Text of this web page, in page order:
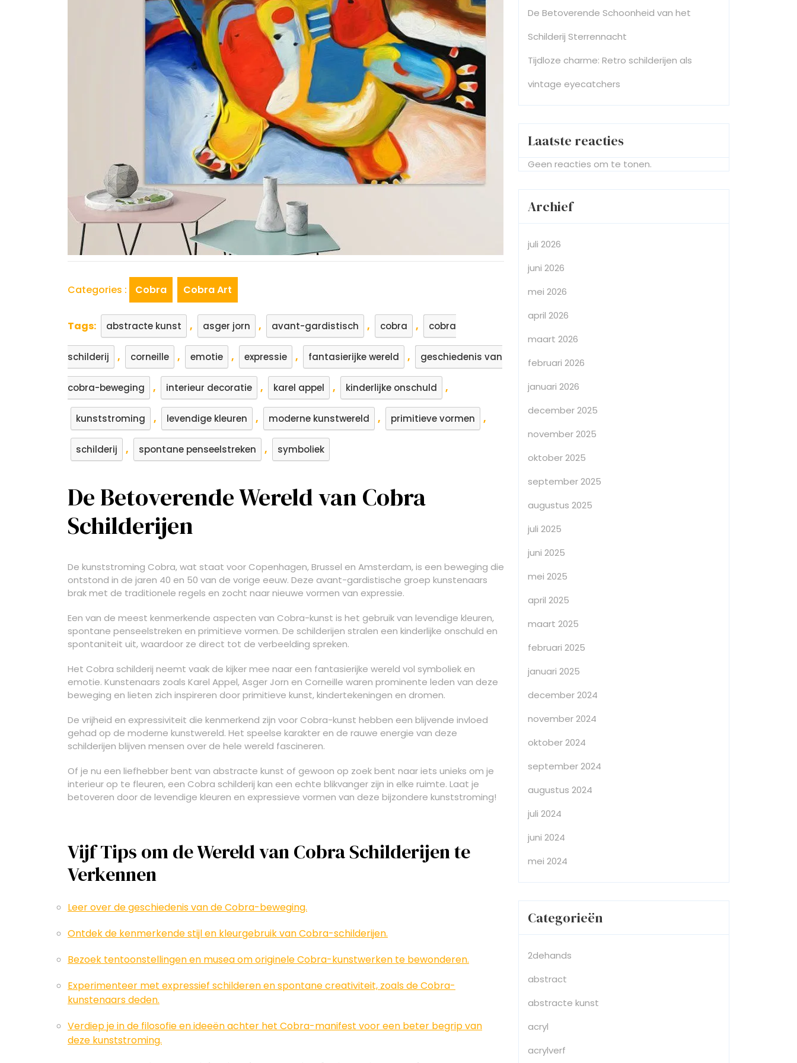
Categories : Cobra Cobra Art
Tags: abstracte kunst , asger jorn , avant-gardistisch , cobra , cobra
schilderij , corneille , emotie , expressie , fantasierijke wereld , geschiedenis van
cobra-beweging , interieur decoratie , karel appel , kinderlijke onschuld ,
kunststroming , levendige kleuren , moderne kunstwereld , primitieve vormen ,
schilderij , spontane penseelstreken , symboliek
De Betoverende Wereld van Cobra
Schilderijen
De kunststroming Cobra, wat staat voor Copenhagen, Brussel en Amsterdam, is een beweging die
ontstond in de jaren 40 en 50 van de vorige eeuw. Deze avant-gardistische groep kunstenaars
brak met de traditionele regels en zocht naar nieuwe vormen van expressie.
Een van de meest kenmerkende aspecten van Cobra-kunst is het gebruik van levendige kleuren,
spontane penseelstreken en primitieve vormen. De schilderijen stralen een kinderlijke onschuld en
spontaniteit uit, waardoor ze direct tot de verbeelding spreken.
Het Cobra schilderij neemt vaak de kijker mee naar een fantasierijke wereld vol symboliek en
emotie. Kunstenaars zoals Karel Appel, Asger Jorn en Corneille waren prominente leden van deze
beweging en lieten zich inspireren door primitieve kunst, kindertekeningen en dromen.
De vrijheid en expressiviteit die kenmerkend zijn voor Cobra-kunst hebben een blijvende invloed
gehad op de moderne kunstwereld. Het speelse karakter en de rauwe energie van deze
schilderijen blijven mensen over de hele wereld fascineren.
Of je nu een liefhebber bent van abstracte kunst of gewoon op zoek bent naar iets unieks om je
interieur op te fleuren, een Cobra schilderij kan een echte blikvanger zijn in elke ruimte. Laat je
betoveren door de levendige kleuren en expressieve vormen van deze bijzondere kunststroming!
Vijf Tips om de Wereld van Cobra Schilderijen te
Verkennen
Leer over de geschiedenis van de Cobra-beweging.
Ontdek de kenmerkende stijl en kleurgebruik van Cobra-schilderijen.
Bezoek tentoonstellingen en musea om originele Cobra-kunstwerken te bewonderen.
Experimenteer met expressief schilderen en spontane creativiteit, zoals de Cobra-
kunstenaars deden.
Verdiep je in de filosofie en ideeën achter het Cobra-manifest voor een beter begrip van
deze kunststroming.
De Betoverende Schoonheid van het
Schilderij Sterrennacht
Tijdloze charme: Retro schilderijen als
vintage eyecatchers
Laatste reacties
Geen reacties om te tonen.
Archief
juli 2026
juni 2026
mei 2026
april 2026
maart 2026
februari 2026
januari 2026
december 2025
november 2025
oktober 2025
september 2025
augustus 2025
juli 2025
juni 2025
mei 2025
april 2025
maart 2025
februari 2025
januari 2025
december 2024
november 2024
oktober 2024
september 2024
augustus 2024
juli 2024
juni 2024
mei 2024
Categorieën
2dehands
abstract
abstracte kunst
acryl
acrylverf